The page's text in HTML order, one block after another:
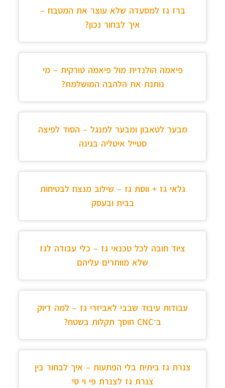
ברז גז למסעדה שלא עוצר את המטבח –
איך לבחור נכון?
פיאמה הולנדית מול פיאמה טורקית – מי
נותנת את הלהבה המושלמת?
מבער לטאבון ומבער למנגל – הסוד לפיצה
סטייל איטליה בגינה
גלאי גז + ווסת גז – שילוב מנצח לבטיחות
בבית ובעסק
ציוד חובה לכל טכנאי גז – כלי עבודה לגז
שלא מוותרים עליהם
עבודות עיבוד שבבי לאביזרי גז – למה דיוק
ב־CNC חוסך תקלות בשטח?
צנרת גז ביתית בלי הפתעות – איך לבחור בין
צנרת גז לצנרת פי וי סי